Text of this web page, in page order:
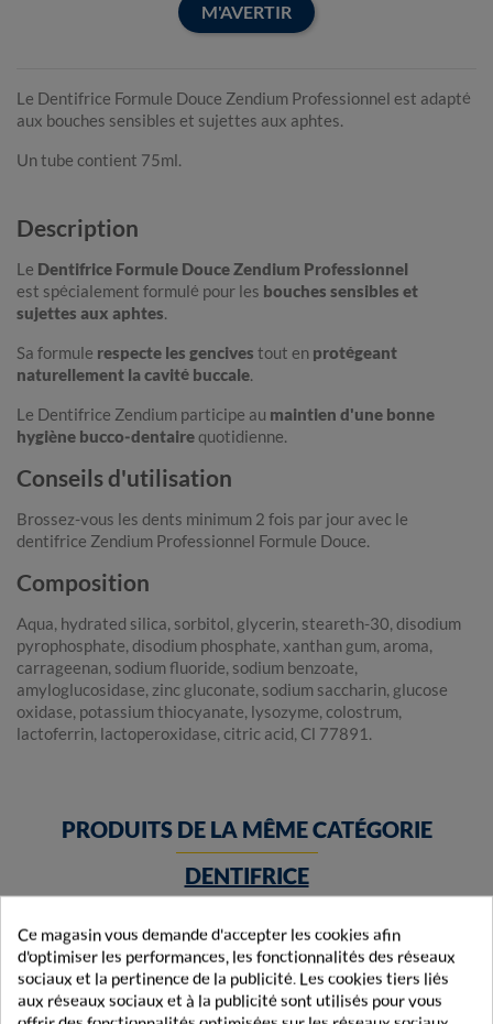
M'AVERTIR
Le Dentifrice Formule Douce Zendium Professionnel est adapté
aux bouches sensibles et sujettes aux aphtes.
Un tube contient 75ml.
Description
Le Dentifrice Formule Douce Zendium Professionnel
est spécialement formulé pour les bouches sensibles et
sujettes aux aphtes.
Sa formule respecte les gencives tout en protégeant
naturellement la cavité buccale.
Le Dentifrice Zendium participe au maintien d'une bonne
hygiène bucco-dentairequotidienne.
Conseils d'utilisation
Brossez-vous les dents minimum 2 fois par jour avec le
dentifrice Zendium Professionnel Formule Douce.
Composition
Aqua, hydrated silica, sorbitol, glycerin, steareth-30, disodium
pyrophosphate, disodium phosphate, xanthan gum, aroma,
carrageenan, sodium fluoride, sodium benzoate,
amyloglucosidase, zinc gluconate, sodium saccharin, glucose
oxidase, potassium thiocyanate, lysozyme, colostrum,
lactoferrin, lactoperoxidase, citric acid, Cl 77891.
PRODUITS DE LA MÊME CATÉGORIE
DENTIFRICE
Ce magasin vous demande d'accepter les cookies afin
d'optimiser les performances, les fonctionnalités des réseaux
sociaux et la pertinence de la publicité. Les cookies tiers liés
aux réseaux sociaux et à la publicité sont utilisés pour vous